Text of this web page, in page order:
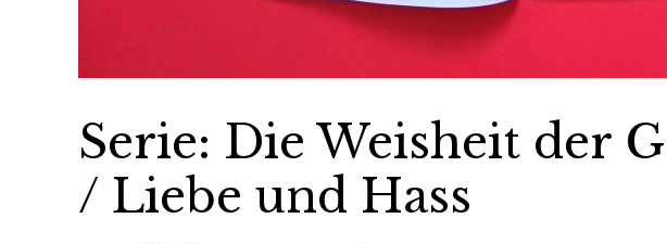
Serie: Die Weisheit der
/ Liebe und Hass